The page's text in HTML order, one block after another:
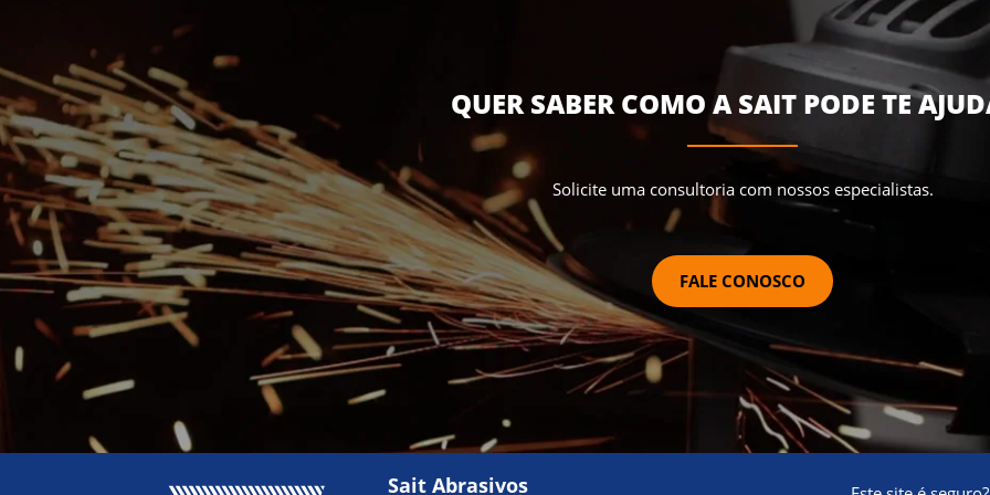
QUER SABER COMO A SAIT PODE TE
Solicite uma consultoria com nossos especialistas.
FALE CONOSCO
Sait Abrasivos